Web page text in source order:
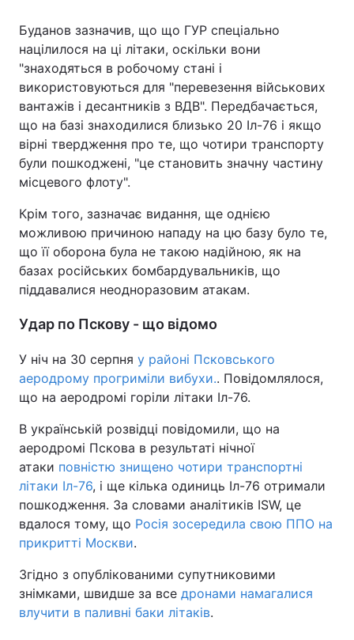
Буданов зазначив, що що ГУР спеціально
націлилося на ці літаки, оскільки вони
"знаходяться в робочому стані і
використовуються для "перевезення військових
вантажів і десантників з ВДВ". Передбачається,
що на базі знаходилися близько 20 Іл-76 і якщо
вірні твердження про те, що чотири транспорту
були пошкоджені, "це становить значну частину
місцевого флоту".
Крім того, зазначає видання, ще однією
можливою причиною нападу на цю базу було те,
що її оборона була не такою надійною, як на
базах російських бомбардувальників, що
піддавалися неодноразовим атакам.
Удар по Пскову - що відомо
У ніч на 30 серпня у районі Псковського
аеродрому прогриміли вибухи.. Повідомлялося,
що на аеродромі горіли літаки Іл-76.
В українській розвідці повідомили, що на
аеродромі Пскова в результаті нічної
атаки повністю знищено чотири транспортні
літаки Іл-76, і ще кілька одиниць Іл-76 отримали
пошкодження. За словами аналітиків ISW, це
вдалося тому, що Росія зосередила свою ППО на
прикритті Москви.
Згідно з опублікованими супутниковими
знімками, швидше за все дронами намагалися
влучити в паливні баки літаків.